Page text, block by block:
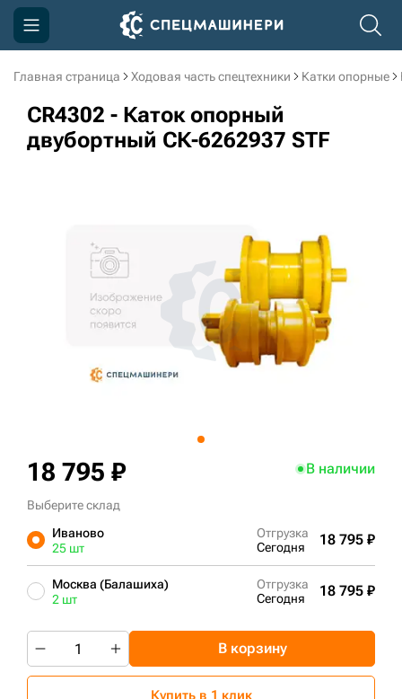
Главная страница Ходовая часть спецтехники Катки опорные
CR4302 - Каток опорный
двубортный СК-6262937 STF
18 795 ₽ В наличии
Выберите склад
Иваново
25 шт
Отгрузка
Сегодня
18 795 ₽
Москва (Балашиха)
2 шт
Отгрузка
Сегодня
18 795 ₽
В корзину
Купить в 1 клик
Компания
Акции
3D тур по производству
3D тур по складам
sksale@skdst.ru